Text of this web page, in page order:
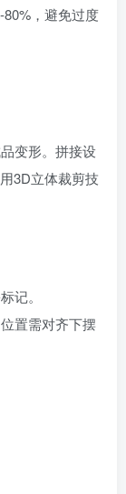
，避免过度
变形。拼接设
3D立体裁剪技
记。
置需对齐下摆